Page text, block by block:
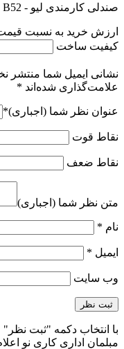
صندلی کارمندی لیو - B52
ارزش خرید به نسبت
کیفیت ساخت
نشانی ایمیل شما منتشر
علامت‌گذاری شده‌اند *
عنوان نظر شما (اجباری)*
نقاط قوت
نقاط ضعف
متن نظر شما (اجباری)
نام *
ایمیل *
وب‌ سایت
با انتخاب دکمه "ثبت نظر"
مبلمان اداری کاری نو